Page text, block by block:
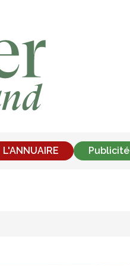
L'ANNUAIRE Publicité